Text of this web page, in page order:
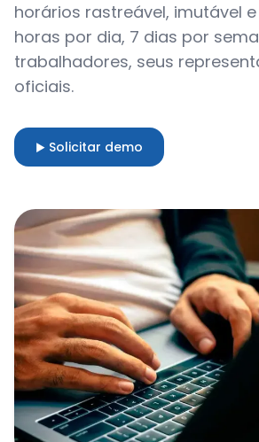
horários rastreável, imutável
horas por dia, 7 dias por
trabalhadores, seus
oficiais.
▶ Solicitar demo